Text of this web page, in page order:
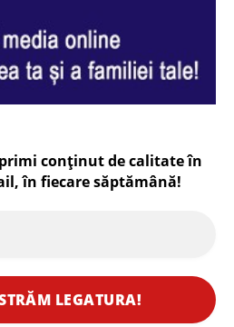
conținut de calitate în
în fiecaresăptămână!